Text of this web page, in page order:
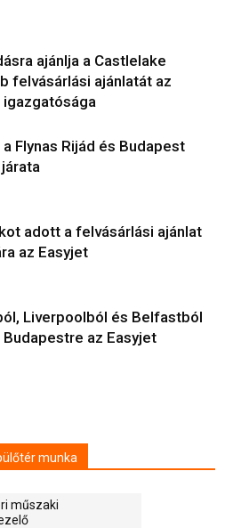
ajánlja a Castlelake
felvásárlási ajánlatát az
igazgatósága
Flynas Rijád és Budapest
adott a felvásárlási ajánlat
az Easyjet
Liverpoolból és Belfastból
Budapestre az Easyjet
munka
műszaki